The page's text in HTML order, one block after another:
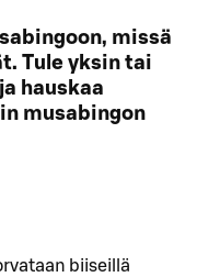
missä
Tule yksin tai
hauskaa
musabingon
biiseillä